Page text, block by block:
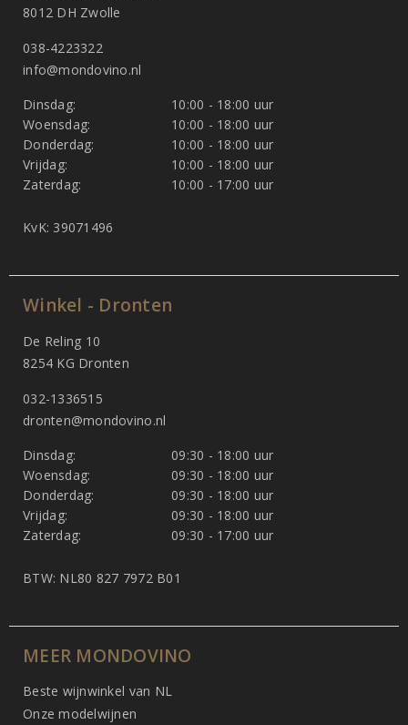
8012 DH Zwolle
038-4223322
info@mondovino.nl
Dinsdag:
10:00 - 18:00 uur
Woensdag:
10:00 - 18:00 uur
Donderdag:
10:00 - 18:00 uur
Vrijdag:
10:00 - 18:00 uur
Zaterdag:
10:00 - 17:00 uur
KvK: 39071496
Winkel - Dronten
De Reling 10
8254 KG Dronten
032-1336515
dronten@mondovino.nl
Dinsdag:
09:30 - 18:00 uur
Woensdag:
09:30 - 18:00 uur
Donderdag:
09:30 - 18:00 uur
Vrijdag:
09:30 - 18:00 uur
Zaterdag:
09:30 - 17:00 uur
BTW: NL80 827 7972 B01
MEER MONDOVINO
Beste wijnwinkel van NL
Onze modelwijnen